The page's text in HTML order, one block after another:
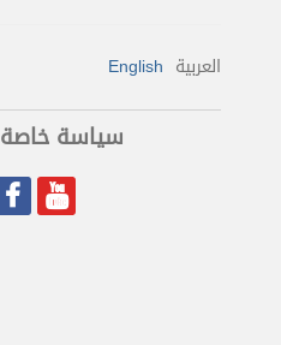
العربية English
سياسة خاصة